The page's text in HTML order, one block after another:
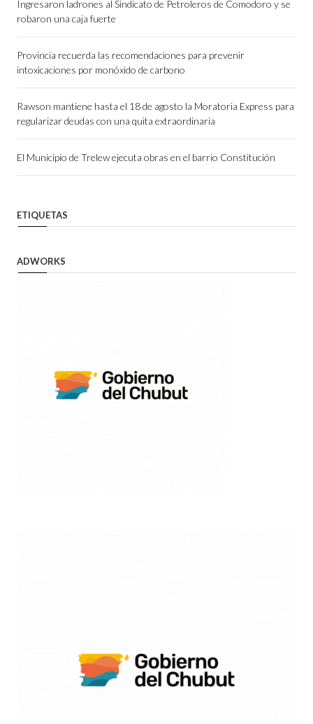
Ingresaron ladrones al Sindicato de Petroleros de Comodoro y se
robaron una caja fuerte
Provincia recuerda las recomendaciones para prevenir
intoxicaciones por monóxido de carbono
Rawson mantiene hasta el 18 de agosto la Moratoria Express para
regularizar deudas con una quita extraordinaria
El Municipio de Trelew ejecuta obras en el barrio Constitución
ETIQUETAS
ADWORKS